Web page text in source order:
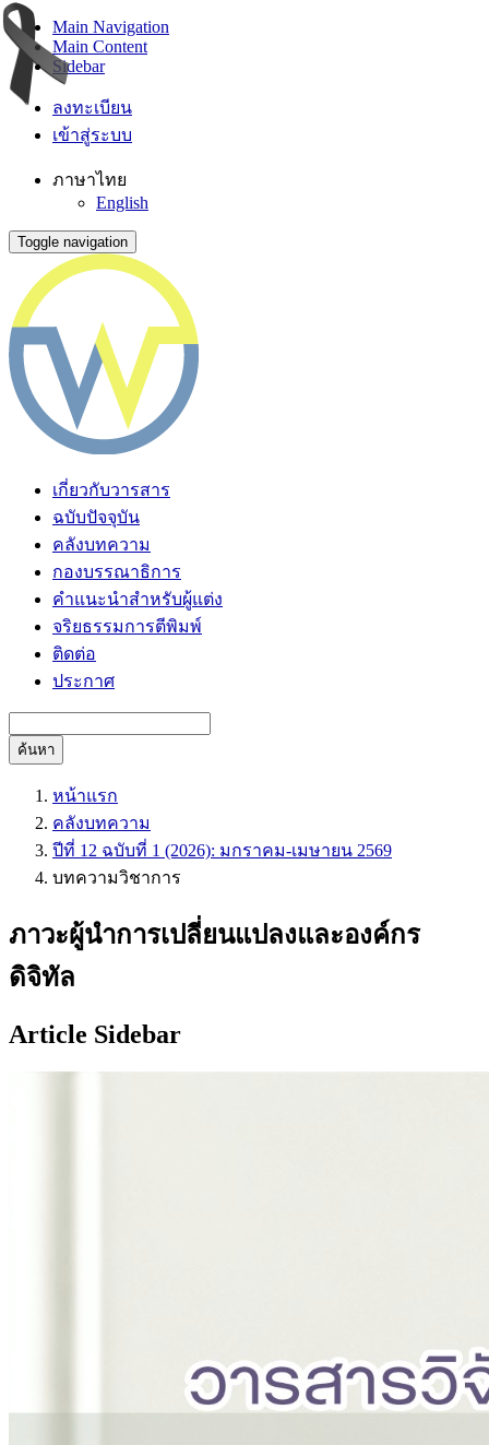
Main Navigation
Main Content
Sidebar
ลงทะเบียน
เข้าสู่ระบบ
ภาษาไทย
English
Toggle navigation
เกี่ยวกับวารสาร
ฉบับปัจจุบัน
คลังบทความ
กองบรรณาธิการ
คำแนะนำสำหรับผู้แต่ง
จริยธรรมการตีพิมพ์
ติดต่อ
ประกาศ
ค้นหา
หน้าแรก
คลังบทความ
ปีที่ 12 ฉบับที่ 1 (2026): มกราคม-เมษายน 2569
บทความวิชาการ
ภาวะผู้นำการเปลี่ยนแปลงและองค์กร
ดิจิทัล
Article Sidebar